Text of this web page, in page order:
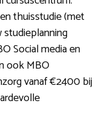
thuisstudie (met
studieplanning
Social media en
ook MBO
vanaf €2400 bij